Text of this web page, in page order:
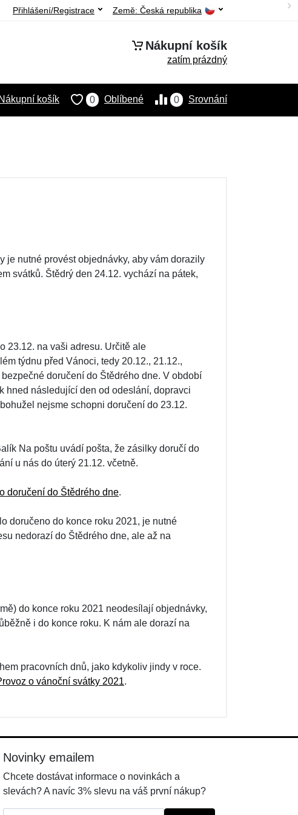
Země: Česká republika
Přihlášení/Registrace
Nákupní košík
zatím prázdný
0 Srovnání
0 Oblíbené
Nákupní košík
nutné provést objednávky, aby vám dorazily
svátků. Štědrý den 24.12. vychází na pátek,
23.12. na vaši adresu. Určitě ale
týdnu před Vánoci, tedy 20.12., 21.12.,
doručení do Štědrého dne. V období
hned následující den od odeslání, dopravci
nejsme schopni doručení do 23.12.
Na poštu uvádí pošta, že zásilky doručí do
u nás do úterý 21.12. včetně.
doručení do Štědrého dne.
doručeno do konce roku 2021, je nutné
nedorazí do Štědrého dne, ale až na
do konce roku 2021 neodesílají objednávky,
i do konce roku. K nám ale dorazí na
pracovních dnů, jako kdykoliv jindy v roce.
o vánoční svátky 2021.
Novinky emailem
Chcete dostávat informace o novinkách a
slevách? A navíc 3% slevu na váš první nákup?